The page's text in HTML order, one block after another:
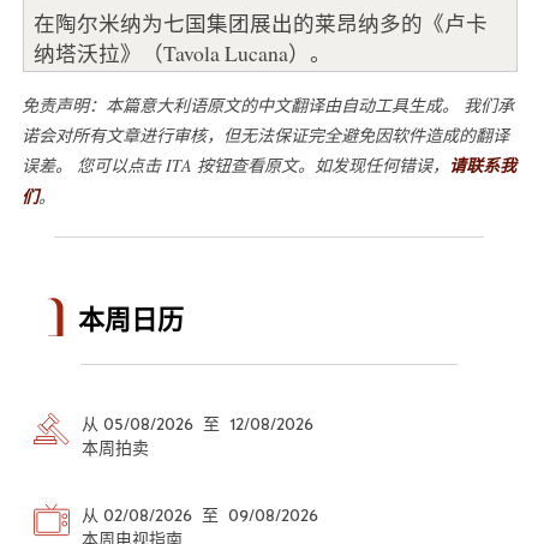
在陶尔米纳为七国集团展出的莱昂纳多的《卢卡
纳塔沃拉》（Tavola Lucana）。
免责声明：本篇意大利语原文的中文翻译由自动工具生成。 我们承
诺会对所有文章进行审核，但无法保证完全避免因软件造成的翻译
误差。 您可以点击 ITA 按钮查看原文。如发现任何错误， 请联系我
们。
本周日历
从 05/08/2026 至 12/08/2026
本周拍卖
从 02/08/2026 至 09/08/2026
本周电视指南